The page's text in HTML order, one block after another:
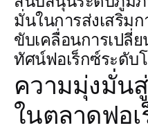
มั่นในการส่งเสริม
ขับเคลื่อนการเปลี่
ทัศน์ฟอเร็กซ์ระดับ
ความมุ่งมั่น
ในตลาดฟอ